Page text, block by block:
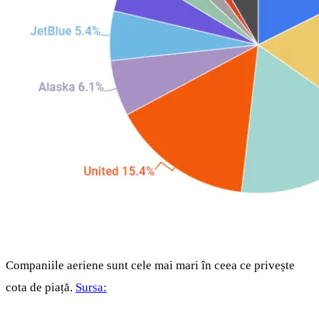
Companiile aeriene sunt cele mai mari în ceea ce privește
cota de piață. Sursa: